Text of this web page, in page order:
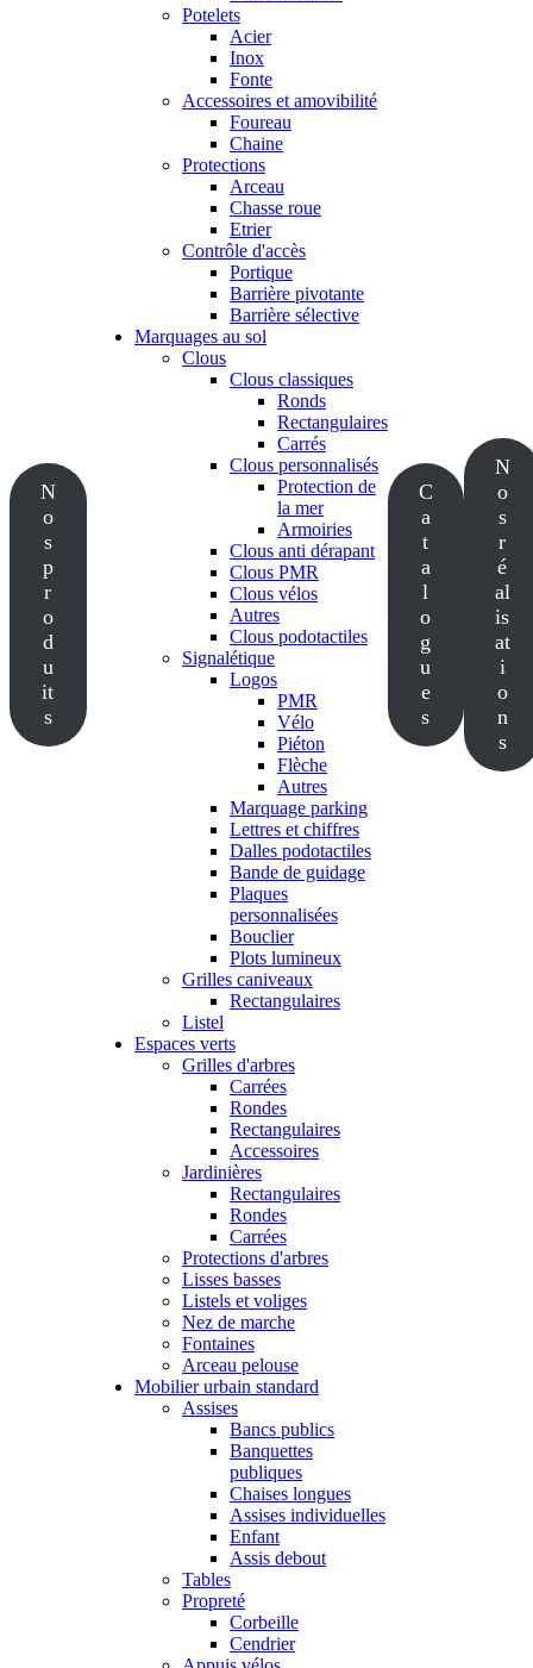
N
o
s
p
r
o
d
u
it
s
Potelets
Acier
Inox
Fonte
Accessoires et amovibilité
Foureau
Chaine
Protections
Arceau
Chasse roue
Etrier
Contrôle d'accès
Portique
Barrière pivotante
Barrière sélective
Marquages au sol
Clous
Clous classiques
Ronds
Rectangulaires
Carrés
Clous personnalisés
Protection de
la mer
Armoiries
Clous anti dérapant
Clous PMR
Clous vélos
Autres
Clous podotactiles
Signalétique
Logos
PMR
Vélo
Piéton
Flèche
Autres
Marquage parking
Lettres et chiffres
Dalles podotactiles
Bande de guidage
Plaques
personnalisées
Bouclier
Plots lumineux
Grilles caniveaux
Rectangulaires
Listel
Espaces verts
Grilles d'arbres
Carrées
Rondes
Rectangulaires
Accessoires
Jardinières
Rectangulaires
Rondes
Carrées
Protections d'arbres
Lisses basses
Listels et voliges
Nez de marche
Fontaines
Arceau pelouse
Mobilier urbain standard
Assises
Bancs publics
Banquettes
publiques
Chaises longues
Assises individuelles
Enfant
Assis debout
Tables
Propreté
Corbeille
Cendrier
C
a
t
a
l
o
g
u
e
s
N
o
s
r
é
al
is
at
i
o
n
s